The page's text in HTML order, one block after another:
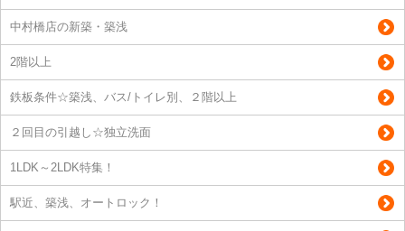
中村橋店の新築・築浅
2階以上
鉄板条件☆築浅、バス/トイレ別、２階以上
２回目の引越し☆独立洗面
1LDK～2LDK特集！
駅近、築浅、オートロック！